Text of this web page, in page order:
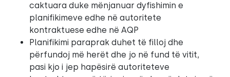
caktuara duke mënjanuar dyfishimin e
planifikimeve edhe në autoritete
kontraktuese edhe në AQP
Planifikimi paraprak duhet të filloj dhe
përfundoj më herët dhe jo në fund të vitit,
pasi kjo i jep hapësirë autoriteteve